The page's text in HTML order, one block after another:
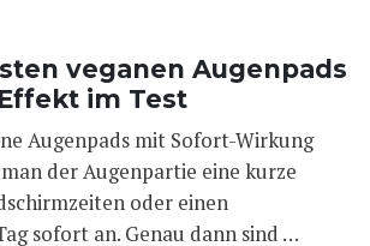
veganen Augenpads
im Test
Augenpads mit Sofort-Wirkung
der Augenpartie eine kurze
oder einen
sofort an. Genau dann sind …